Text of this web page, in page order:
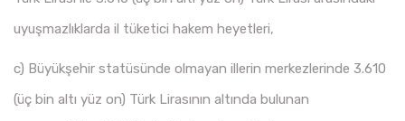
uyuşmazlıklarda il tüketici hakem heyetleri,
c) Büyükşehir statüsünde olmayan illerin merkezlerinde 3.610
(üç bin altı yüz on) Türk Lirasının altında bulunan